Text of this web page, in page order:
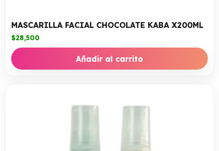
MASCARILLA FACIAL CHOCOLATE KABA X200ML
$28,500
Añadir al carrito